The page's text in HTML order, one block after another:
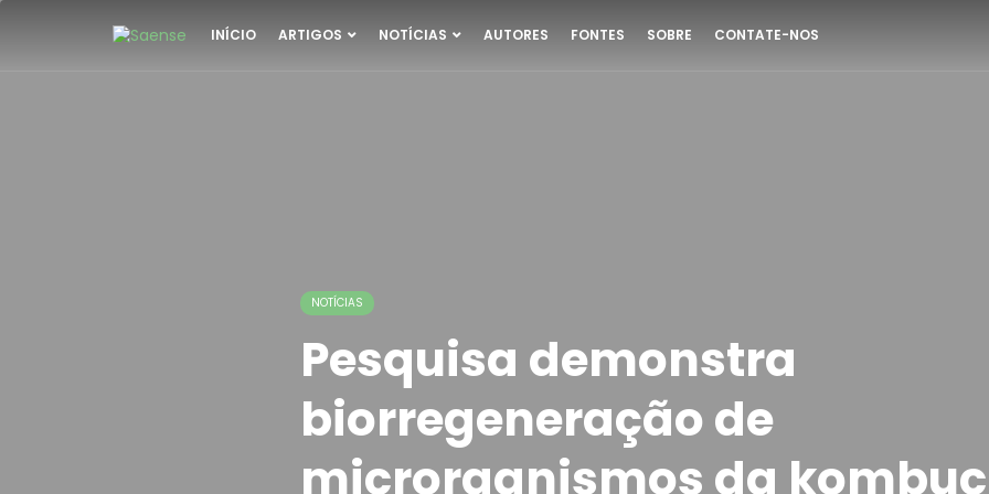
INÍCIO ARTIGOS NOTÍCIAS AUTORES FONTES SOBRE CONTATE-NOS
NOTÍCIAS
Pesquisa demonstra
biorregeneração de
microrganismos da